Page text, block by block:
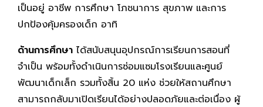
เป็นอยู่ อาชีพ การศึกษา โภชนาการ สุขภาพ และการ
ปกป้องคุ้มครองเด็ก อาทิ
ด้านการศึกษา ได้สนับสนุนอุปกรณ์การเรียนการสอนที่
จำเป็น พร้อมทั้งดำเนินการซ่อมแซมโรงเรียนและศูนย์
พัฒนาเด็กเล็ก รวมทั้งสิ้น 20 แห่ง ช่วยให้สถานศึกษา
สามารถกลับมาเปิดเรียนได้อย่างปลอดภัยและต่อเนื่อง ผู้